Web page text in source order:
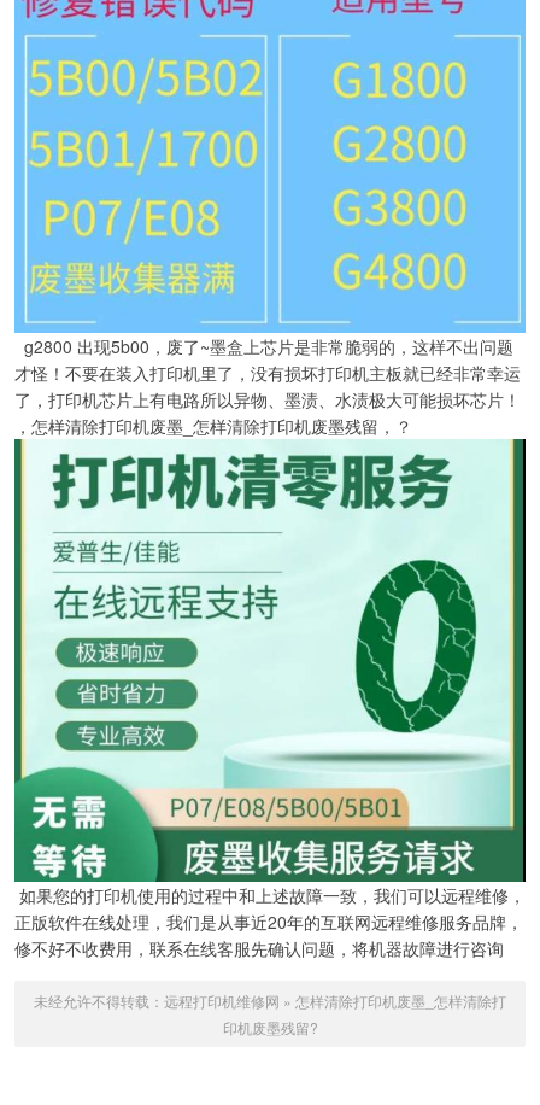
g2800 出现5b00，废了~墨盒上芯片是非常脆弱的，这样不出问题
才怪！不要在装入打印机里了，没有损坏打印机主板就已经非常幸运
了，打印机芯片上有电路所以异物、墨渍、水渍极大可能损坏芯片！
，怎样清除打印机废墨_怎样清除打印机废墨残留，？
如果您的打印机使用的过程中和上述故障一致，我们可以远程维修，
正版软件在线处理，我们是从事近20年的互联网远程维修服务品牌，
修不好不收费用，联系在线客服先确认问题，将机器故障进行咨询
未经允许不得转载： 远程打印机维修网 » 怎样清除打印机废墨_怎样清除打
印机废墨残留?